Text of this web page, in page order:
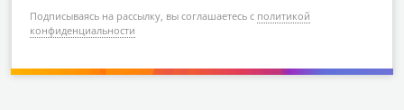
Подписываясь на рассылку, вы соглашаетесь с политикой
конфиденциальности